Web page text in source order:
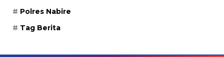
Polres Nabire
Tag Berita